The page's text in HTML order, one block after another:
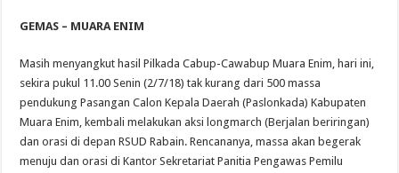
GEMAS – MUARA ENIM
Masih menyangkut hasil Pilkada Cabup-Cawabup Muara Enim, hari ini,
sekira pukul 11.00 Senin (2/7/18) tak kurang dari 500 massa
pendukung Pasangan Calon Kepala Daerah (Paslonkada) Kabupaten
Muara Enim, kembali melakukan aksi longmarch (Berjalan beriringan)
dan orasi di depan RSUD Rabain. Rencananya, massa akan begerak
menuju dan orasi di Kantor Sekretariat Panitia Pengawas Pemilu